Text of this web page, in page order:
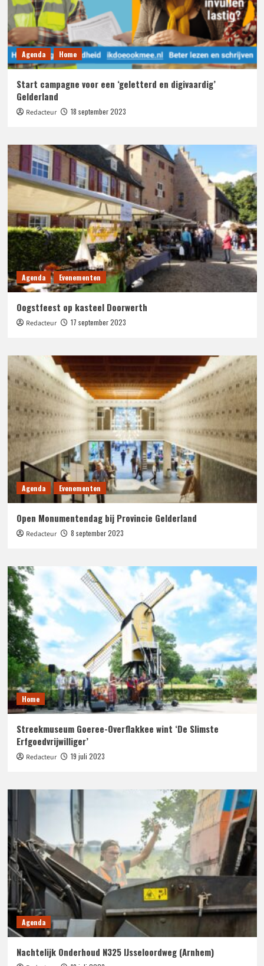
Agenda Home
Start campagne voor een ‘geletterd en digivaardig’
Gelderland
Redacteur 18 september 2023
Agenda Evenementen
Oogstfeest op kasteel Doorwerth
Redacteur 17 september 2023
Agenda Evenementen
Open Monumentendag bij Provincie Gelderland
Redacteur 8 september 2023
Home
Streekmuseum Goeree-Overflakkee wint ‘De Slimste
Erfgoedvrijwilliger’
Redacteur 19 juli 2023
Agenda
Nachtelijk Onderhoud N325 IJsseloordweg (Arnhem)